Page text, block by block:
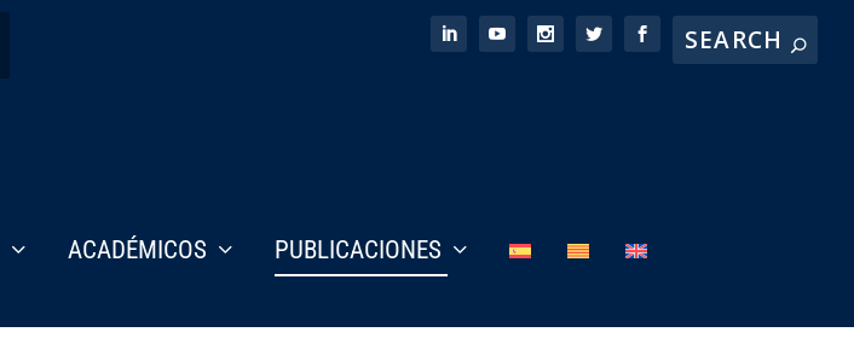
ACADÉMICOS PUBLICACIONES